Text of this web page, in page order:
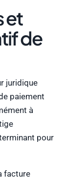
et
de
juridique
paiement
à
pour
facture